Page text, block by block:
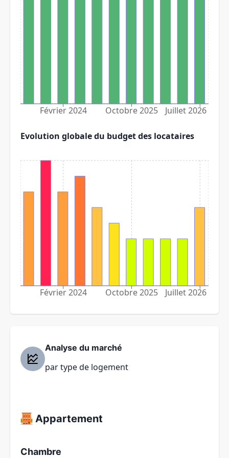
Février 2024 Octobre 2025 Juillet 2026
Evolution globale du budget des locataires
Février 2024 Octobre 2025 Juillet 2026
Analyse du marché
par type de logement
Appartement
Chambre